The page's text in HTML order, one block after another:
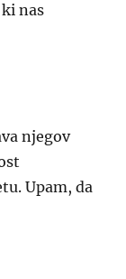
nas
njegov
Upam, da